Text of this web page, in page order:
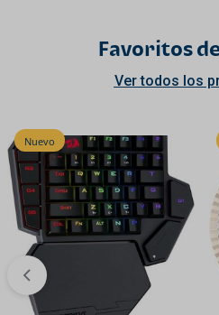
Favoritos
Ver todos los
Nuevo